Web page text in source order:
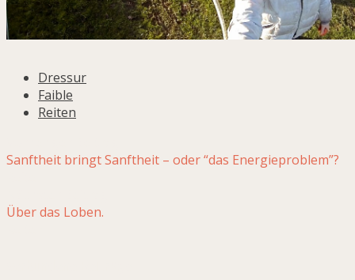
Dressur
Faible
Reiten
Sanftheit bringt Sanftheit – oder “das Energieproblem”?
Über das Loben.